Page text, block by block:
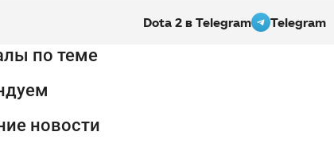
Dota 2 в Telegram Telegram
по теме
новости